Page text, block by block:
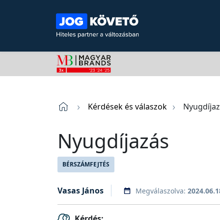
Kérdések és válaszok
Nyugdíjazás
BÉRSZÁMFEJTÉS
Vasas János Megválaszolva: